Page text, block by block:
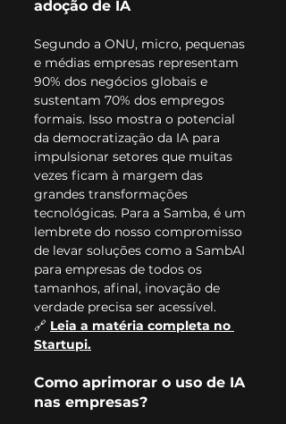
adoção de IA
Segundo a ONU, micro, pequenas
e médias empresas representam
90% dos negócios globais e
sustentam 70% dos empregos
formais. Isso mostra o potencial
da democratização da IA para
impulsionar setores que muitas
vezes ficam à margem das
grandes transformações
tecnológicas. Para a Samba, é um
lembrete do nosso compromisso
de levar soluções como a SambAI
para empresas de todos os
tamanhos, afinal, inovação de
verdade precisa ser acessível.
🔗 Leia a matéria completa no
Startupi.
Como aprimorar o uso de IA
nas empresas?